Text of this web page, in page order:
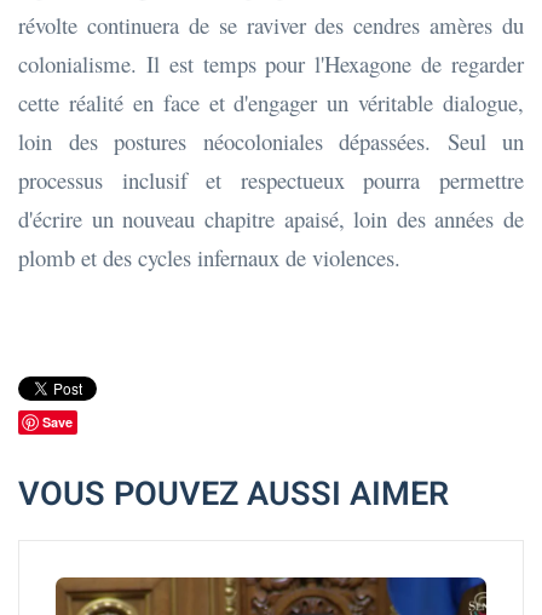
révolte continuera de se raviver des cendres amères du
colonialisme. Il est temps pour l'Hexagone de regarder
cette réalité en face et d'engager un véritable dialogue,
loin des postures néocoloniales dépassées. Seul un
processus inclusif et respectueux pourra permettre
d'écrire un nouveau chapitre apaisé, loin des années de
plomb et des cycles infernaux de violences.
Save
VOUS POUVEZ AUSSI AIMER